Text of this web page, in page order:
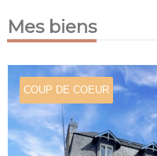
Mes biens
COUP DE COEUR